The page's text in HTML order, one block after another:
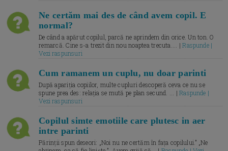
Ne certăm mai des de când avem copil. E
normal?
De când a apărut copilul, parcă ne aprindem din orice. Un ton. O
remarcă. Cine s-a trezit din nou noaptea trecuta.... |Raspunde |
Vezi raspunsuri
Cum ramanem un cuplu, nu doar parinti
După apariția copiilor, multe cupluri descoperă ceva ce nu se
spune prea des: relația se mută pe plan secund. ... |Raspunde |
Vezi raspunsuri
Copilul simte emotiile care plutesc in aer
intre parinti
Părinții spun deseori: „Noi nu ne certăm în fața copilului.” „Ne